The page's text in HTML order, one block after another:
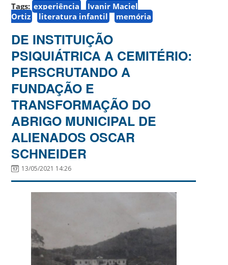
Tags: experiência
Ivanir Maciel
Ortiz
literatura infantil memória
DE INSTITUIÇÃO
PSIQUIÁTRICA A CEMITÉRIO:
PERSCRUTANDO A
FUNDAÇÃO E
TRANSFORMAÇÃO DO
ABRIGO MUNICIPAL DE
ALIENADOS OSCAR
SCHNEIDER
13/05/2021 14:26